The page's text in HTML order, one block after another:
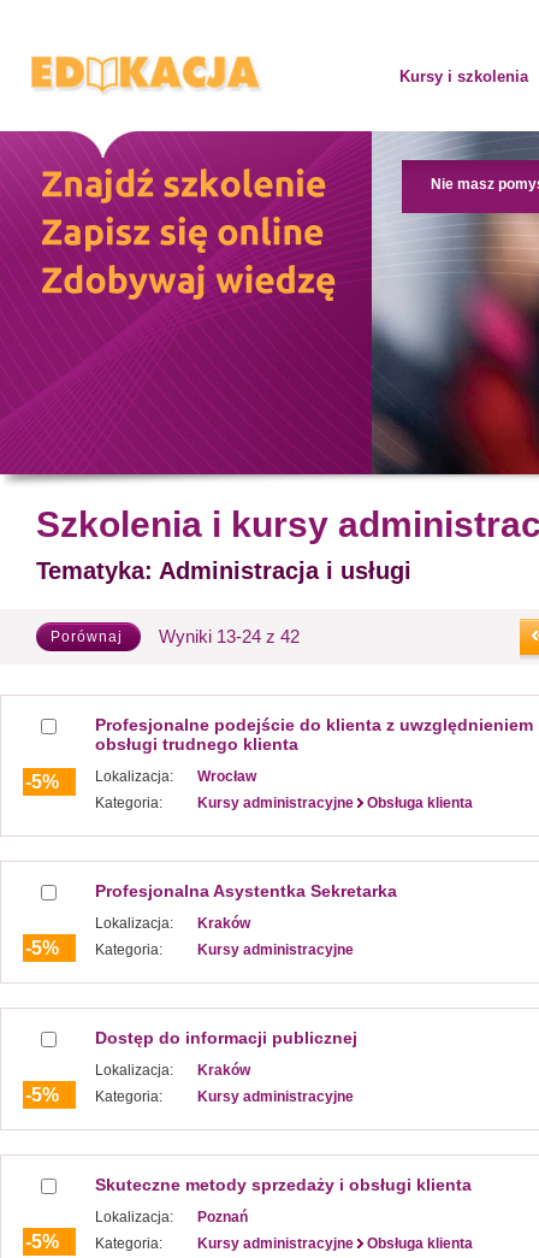
Kursy i szkolenia
Nie masz
Szkolenia i kursy
Tematyka: Administracja i usługi
Porównaj Wyniki 13-24 z 42
-5%
Profesjonalne podejście do klienta z uwzględnieniem
obsługi trudnego klienta
Lokalizacja:
Wrocław
Kategoria:
Kursy administracyjne Obsługa klienta
-5%
Profesjonalna Asystentka Sekretarka
Lokalizacja:
Kraków
Kategoria:
Kursy administracyjne
-5%
Dostęp do informacji publicznej
Lokalizacja:
Kraków
Kategoria:
Kursy administracyjne
-5%
Skuteczne metody sprzedaży i obsługi klienta
Lokalizacja:
Poznań
Kategoria:
Kursy administracyjne Obsługa klienta